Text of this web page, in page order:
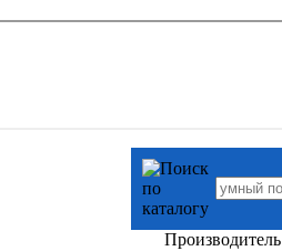
Производитель